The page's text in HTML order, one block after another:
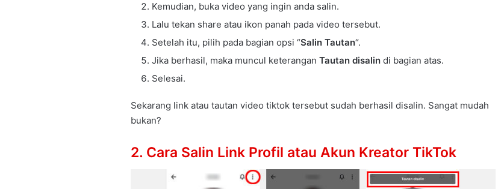
Kemudian, buka video yang ingin anda salin.
Lalu tekan share atau ikon panah pada video tersebut.
Setelah itu, pilih pada bagian opsi “Salin Tautan“.
Jika berhasil, maka muncul keterangan Tautan disalin di bagian atas.
Selesai.
Sekarang link atau tautan video tiktok tersebut sudah berhasil disalin. Sangat mudah
bukan?
2. Cara Salin Link Profil atau Akun Kreator TikTok